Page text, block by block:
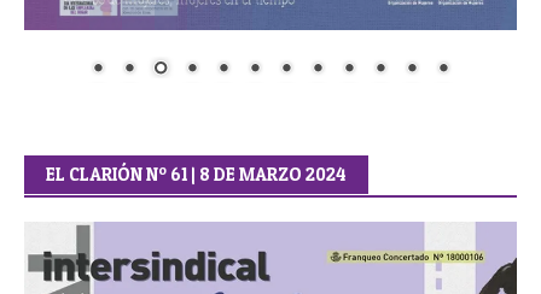
EL CLARIÓN Nº 61 | 8 DE MARZO 2024